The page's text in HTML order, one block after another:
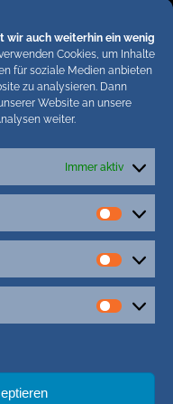
wir auch weiterhin ein wenig
Cookies, um Inhalte
für soziale Medien anbieten
zu analysieren. Dann
Website an unsere
weiter.
Immer aktiv
Zeichen plus Link
Blogs. Wir
Schritte